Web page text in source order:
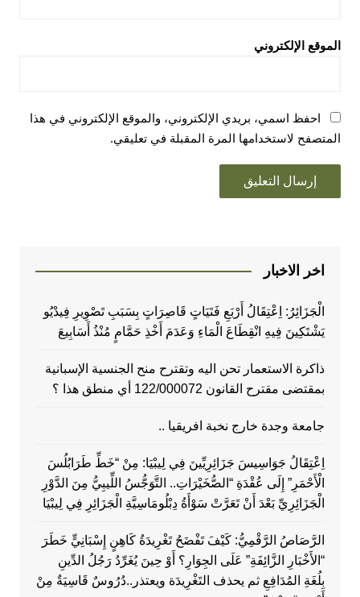
الموقع الإلكتروني
احفظ اسمي، بريدي الإلكتروني، والموقع الإلكتروني في هذا
المتصفح لاستخدامها المرة المقبلة في تعليقي.
اخر الاخبار
الْجَزَائِرُ: اِعْتِقَالُ أَرْبَعِ فَتَيَاتٍ قَاصِرَاتٍ بِسَبَبِ تَصْوِيرِ فِيدْيُو
يَشْتَكِينَ فِيهِ انْقِطَاعَ الْمَاءِ وَعَدَمَ أَخْذِ حَمَّامٍ مُنْذُ أَسَابِيعَ
ذاكرة الاستعمار تحن اليه وتقترح منح الجنسية الإسبانية
بمقتضى مقترح القانون 122/000072 أي منطق هذا ؟
جامعة وجدة خارج نخبة افريقيا ..
اِعْتِقَالُ جَوَاسِيسَ جَزَائِرِيِّينَ فِي لِيبْيَا: مِنْ “خَطِّ طَرَابُلُسَ
الْأَحْمَرِ” إِلَى عُقْدَةِ “الصُّخَيْرَاتِ.. التَّوَجُّسُ اللِّيبِيُّ مِنَ الدَّوْرِ
الْجَزَائِرِيِّ بَعْدَ أَنْ تَعَرَّتْ سَوْأَةُ دِبْلُومَاسِيَّةِ الْجَزَائِرِ فِي لِيبْيَا
الرَّصَاصُ الرَّقْمِيُّ: كَيْفَ تَفْضَحُ تَغْرِيدَةُ كَاهِنٍ إِسْبَانِيٍّ خَطَرَ
“الأَخْبَارِ الزَّائِفَةِ” عَلَى الجِوَارِ؟ أَوْ حِينَ يُغَرِّدُ رَجُلُ الدِّينِ
بِلُغَةِ المُدَافِعِ ثم يحذف التَغْرِيدَة ويعتذر..دُرُوسٌ قَاسِيَةٌ مِنْ